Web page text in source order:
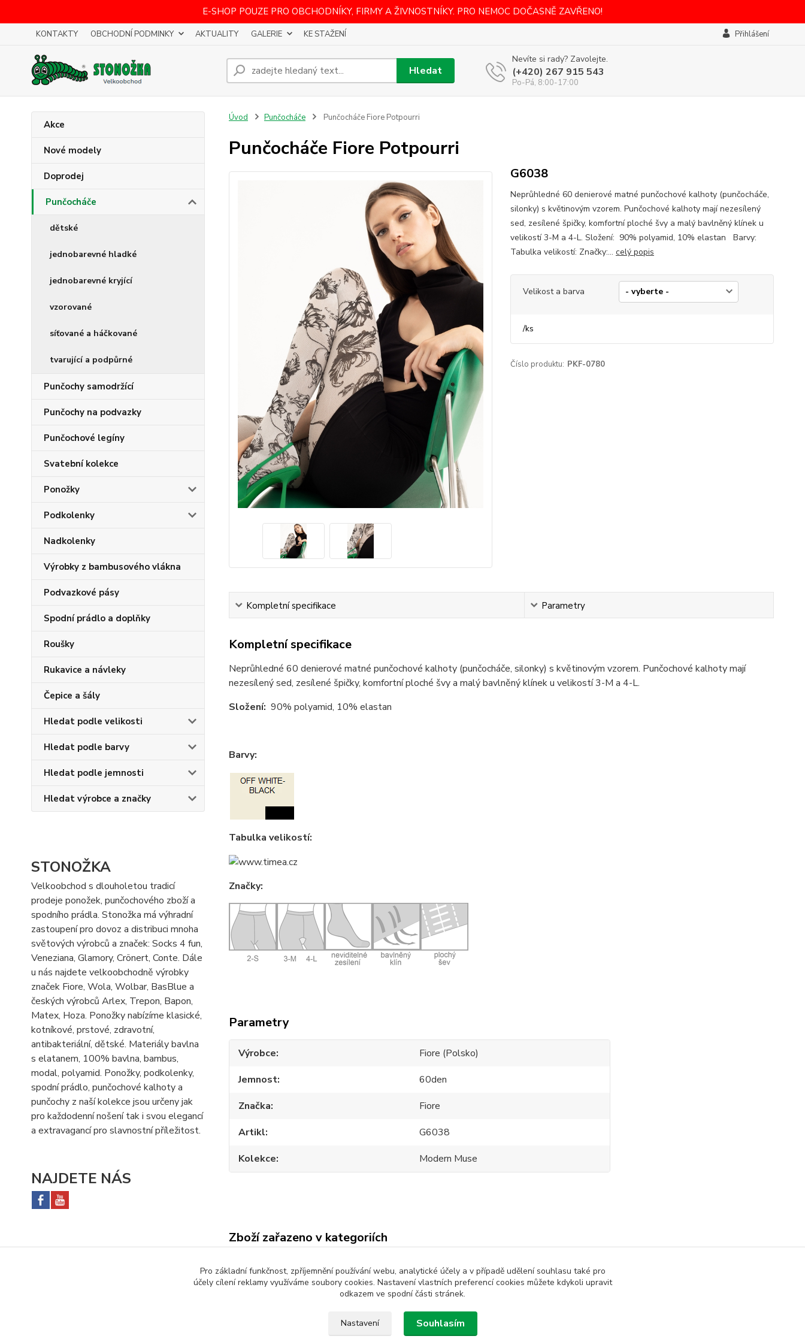
E-SHOP POUZE PRO OBCHODNÍKY, FIRMY A ŽIVNOSTNÍKY. PRO NEMOC DOČASNĚ ZAVŘENO!
KONTAKTY OBCHODNÍ PODMINKY AKTUALITY GALERIE KE STAŽENÍ Přihlášení
Hledat
Nevíte si rady? Zavolejte.
(+420) 267 915 543
Po-Pá, 8:00-17:00
Akce
Nové modely
Doprodej
Punčocháče
dětské
jednobarevné hladké
jednobarevné kryjící
vzorované
síťované a háčkované
tvarující a podpůrné
Punčochy samodržící
Punčochy na podvazky
Punčochové legíny
Svatební kolekce
Ponožky
Podkolenky
Nadkolenky
Výrobky z bambusového vlákna
Podvazkové pásy
Spodní prádlo a doplňky
Roušky
Rukavice a návleky
Čepice a šály
Hledat podle velikosti
Hledat podle barvy
Hledat podle jemnosti
Hledat výrobce a značky
STONOŽKA
Velkoobchod s dlouholetou tradicí
prodeje ponožek, punčochového zboží a
spodního prádla. Stonožka má výhradní
zastoupení pro dovoz a distribuci mnoha
světových výrobců a značek: Socks 4 fun,
Veneziana, Glamory, Crönert, Conte. Dále
u nás najdete velkoobchodně výrobky
značek Fiore, Wola, Wolbar, BasBlue a
českých výrobců Arlex, Trepon, Bapon,
Matex, Hoza. Ponožky nabízíme klasické,
kotníkové, prstové, zdravotní,
antibakteriální, dětské. Materiály bavlna
s elatanem, 100% bavlna, bambus,
modal, polyamid. Ponožky, podkolenky,
spodní prádlo, punčochové kalhoty a
punčochy z naší kolekce jsou určeny jak
pro každodenní nošení tak i svou elegancí
a extravagancí pro slavnostní příležitost.
NAJDETE NÁS
Úvod Punčocháče Punčocháče Fiore Potpourri
Punčocháče Fiore Potpourri
G6038
Neprůhledné 60 denierové matné punčochové kalhoty (punčocháče,
silonky) s květinovým vzorem. Punčochové kalhoty mají nezesílený
sed, zesílené špičky, komfortní ploché švy a malý bavlněný klínek u
velikostí 3-M a 4-L. Složení: 90% polyamid, 10% elastan Barvy:
Tabulka velikostí: Značky:... celý popis
Velikost a barva
/ks
Číslo produktu: PKF-0780
Kompletní specifikace Parametry
Kompletní specifikace
Neprůhledné 60 denierové matné punčochové kalhoty (punčocháče, silonky) s květinovým vzorem. Punčochové kalhoty mají
nezesílený sed, zesílené špičky, komfortní ploché švy a malý bavlněný klínek u velikostí 3-M a 4-L.
Složení: 90% polyamid, 10% elastan
Barvy:
Tabulka velikostí:
Značky:
Parametry
Výrobce
Fiore (Polsko)
Jemnost
60den
Značka
Fiore
Artikl
G6038
Kolekce
Modern Muse
Zboží zařazeno v kategoriích
Hledat výrobce a značky
vzorované S
Pro základní funkčnost, zpříjemnění používání webu, analytické účely a v případě udělení souhlasu také pro
účely cílení reklamy využíváme soubory cookies. Nastavení vlastních preferencí cookies můžete kdykoli upravit
odkazem ve spodní části stránek.
Nastavení Souhlasím